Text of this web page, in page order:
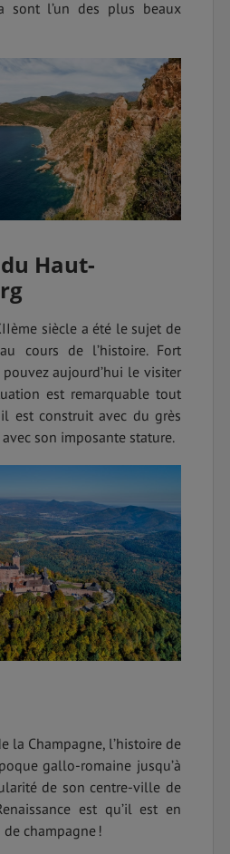
sont l’un des plus beaux
Haut-
siècle a été le sujet de
cours de l’histoire. Fort
aujourd’hui le visiter
est remarquable tout
est construit avec du grès
son imposante stature.
la Champagne, l’histoire de
gallo-romaine jusqu’à
de son centre-ville de
est qu’il est en
champagne !